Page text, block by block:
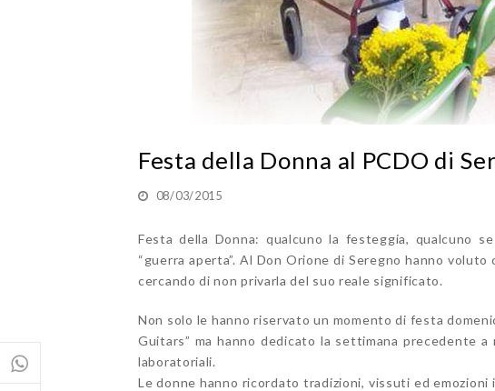
Festa della Donna al PCDO di
08/03/2015
Festa della Donna: qualcuno la festeggia, qualcuno
“guerra aperta”. Al Don Orione di Seregno hanno
cercando di non privarla del suo reale significato.
Non solo le hanno riservato un momento di festa
Guitars” ma hanno dedicato la settimana precedente
laboratoriali.
Le donne hanno ricordato tradizioni, vissuti ed